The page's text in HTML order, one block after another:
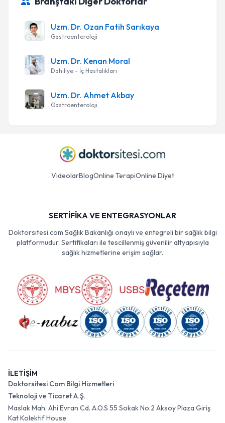
Uzm. Dr. Ozan Fatih Sarıkaya
Gastroenteroloji
Uzm. Dr. Kenan Moral
Dahiliye - İç Hastalıkları
Uzm. Dr. Ahmet Akbay
Gastroenteroloji
VideolarBlogOnline TerapiOnline Diyet
SERTİFİKA VE ENTEGRASYONLAR
Doktorsitesi.com Sağlık Bakanlığı onaylı ve entegreli bir sağlık bilgi
platformudur. Sertifikaları ile tescillenmiş güvenilir altyapısıyla
sağlık hizmetlerine erişim sağlar.
İLETİŞİM
Doktorsitesi Com Bilgi Hizmetleri
Teknoloji ve Ticaret A.Ş.
Maslak Mah. Ahi Evran Cd. A.O.S 55 Sokak No:2 Aksoy Plaza Giriş
Kat Kolektif House